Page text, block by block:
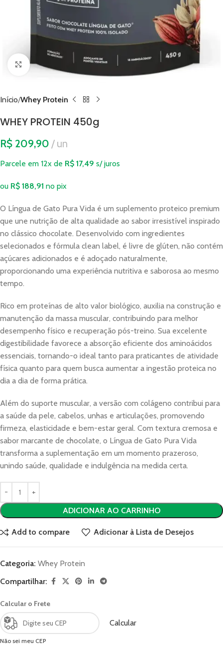
Clique para ampliar
Início Whey Protein
WHEY PROTEIN 450g
R$ 209,90 un
Parcele em 12x de R$ 17,49 s/ juros
ou R$ 188,91 no pix
O Língua de Gato Pura Vida é um suplemento proteico premium
que une nutrição de alta qualidade ao sabor irresistível inspirado
no clássico chocolate. Desenvolvido com ingredientes
selecionados e fórmula clean label, é livre de glúten, não contém
açúcares adicionados e é adoçado naturalmente,
proporcionando uma experiência nutritiva e saborosa ao mesmo
tempo.
Rico em proteínas de alto valor biológico, auxilia na construção e
manutenção da massa muscular, contribuindo para melhor
desempenho físico e recuperação pós-treino. Sua excelente
digestibilidade favorece a absorção eficiente dos aminoácidos
essenciais, tornando-o ideal tanto para praticantes de atividade
física quanto para quem busca aumentar a ingestão proteica no
dia a dia de forma prática.
Além do suporte muscular, a versão com colágeno contribui para
a saúde da pele, cabelos, unhas e articulações, promovendo
firmeza, elasticidade e bem-estar geral. Com textura cremosa e
sabor marcante de chocolate, o Língua de Gato Pura Vida
transforma a suplementação em um momento prazeroso,
unindo saúde, qualidade e indulgência na medida certa.
ADICIONAR AO CARRINHO
Add to compare Adicionar à Lista de Desejos
Categoria: Whey Protein
Compartilhar:
Calcular o Frete
Calcular
Não sei meu CEP